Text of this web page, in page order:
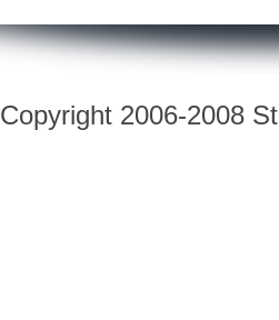
Copyright 2006-2008